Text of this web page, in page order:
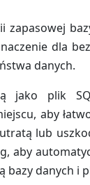
zapasowej
dla
danych.
jako plik
aby
lub
aby
bazy danych i